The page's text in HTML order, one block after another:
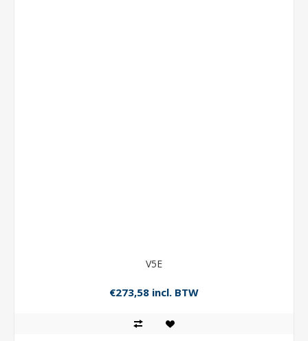
V5E
€273,58 incl. BTW